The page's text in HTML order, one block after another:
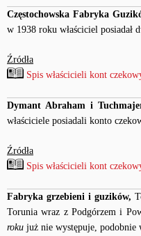
public_html/app/lib/
Częstochowska Fabryka
w 1938 roku właściciel posiadał
Źródła
Spis właścicieli kont
Dymant Abraham i
właściciele posiadali konto
Źródła
Spis właścicieli kont
Fabryka grzebieni i guzików,
Torunia wraz z Podgórzem i
roku już nie występuje,